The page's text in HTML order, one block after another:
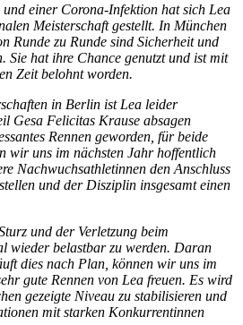
einer Corona-Infektion hat sich Lea
Meisterschaft gestellt. In München
Runde zu Runde sind Sicherheit und
Sie hat ihre Chance genutzt und ist mit
Zeit belohnt worden.
in Berlin ist Lea leider
Gesa Felicitas Krause absagen
Rennen geworden, für beide
wir uns im nächsten Jahr hoffentlich
Nachwuchsathletinnen den Anschluss
und der Disziplin insgesamt einen
und der Verletzung beim
wieder belastbar zu werden. Daran
dies nach Plan, können wir uns im
gute Rennen von Lea freuen. Es wird
gezeigte Niveau zu stabilisieren und
mit starken Konkurrentinnen